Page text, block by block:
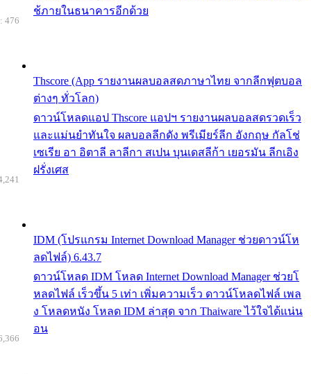
ช้ภายในธนาคารอีกด้วย
Thscore (App รายงานผลบอลสดภาษาไทย จากลีกฟุตบอล
ต่างๆ ทั่วโลก)
ดาวน์โหลดแอป Thscore แอปฯ รายงานผลบอลสดรวดเร็ว
และแม่นยำทันใจ ผลบอลลีกดัง พรีเมียร์ลีก อังกฤษ กัลโช่
เซเรีย อา อิตาลี ลาลีกา สเปน บุนเดสลีก้า เยอรมัน ลีกเอิง
ฝรั่งเศส
476
IDM (โปรแกรม Internet Download Manager ช่วยดาวน์โห
ลดไฟล์) 6.43.7
ดาวน์โหลด IDM โหลด Internet Download Manager ช่วยโ
หลดไฟล์ เร็วขึ้น 5 เท่า เพิ่มความเร็ว ดาวน์โหลดไฟล์ เพล
ง โหลดหนัง โหลด IDM ล่าสุด จาก Thaiware ไว้ใจได้แน่น
อน